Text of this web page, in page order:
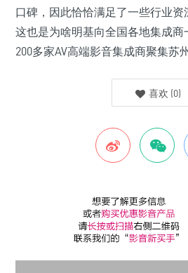
口碑，因此恰恰满足了一些行业资
这也是为啥明基向全国各地集成商
200多家AV高端影音集成商聚集苏
喜欢 (0)